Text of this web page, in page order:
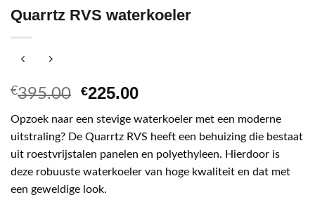
Quarrtz RVS waterkoeler
€395.00 Oorspronkelijke
was:
€395.00.
€225.00Huidige
is:
€225.00.
Opzoek naar een stevige waterkoeler met een moderne
uitstraling? De Quarrtz RVS heeft een behuizing die bestaat
uit roestvrijstalen panelen en polyethyleen. Hierdoor is
deze robuuste waterkoeler van hoge kwaliteit en dat met
een geweldige look.